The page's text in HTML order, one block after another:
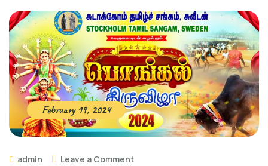
February 19, 2024
admin Leave a Commenton